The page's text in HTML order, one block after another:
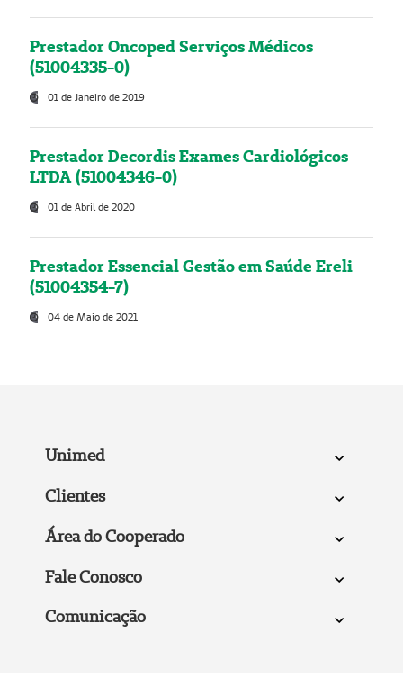
Prestador Oncoped Serviços Médicos
(51004335-0)
01 de Janeiro de 2019
Prestador Decordis Exames Cardiológicos
LTDA (51004346-0)
01 de Abril de 2020
Prestador Essencial Gestão em Saúde Ereli
(51004354-7)
04 de Maio de 2021
Unimed
Clientes
Área do Cooperado
Fale Conosco
Comunicação